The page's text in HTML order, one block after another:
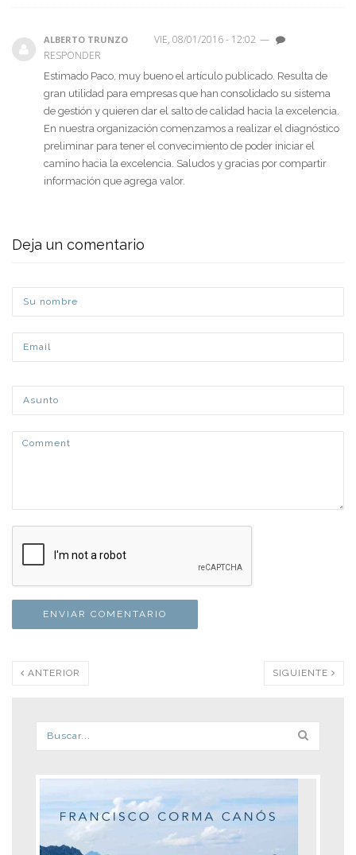
ALBERTO TRUNZO VIE, 08/01/2016 - 12:02 —
RESPONDER
Estimado Paco, muy bueno el artículo publicado. Resulta de
gran utilidad para empresas que han consolidado su sistema
de gestión y quieren dar el salto de calidad hacia la excelencia.
En nuestra organización comenzamos a realizar el diagnóstico
preliminar para tener el convecimiento de poder iniciar el
camino hacia la excelencia. Saludos y gracias por compartir
información que agrega valor.
Deja un comentario
ANTERIOR SIGUIENTE
Formulario de búsqueda